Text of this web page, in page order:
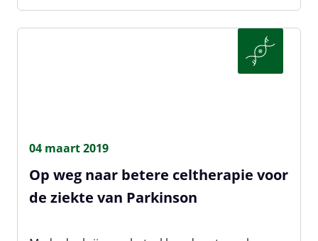
04 maart 2019
Op weg naar betere celtherapie voor
de ziekte van Parkinson